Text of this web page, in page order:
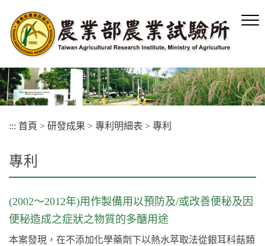
容
區
塊
::: 首頁 > 研發成果 > 專利明細表 > 專利
專利
(2002～2012年)用作製備用以預防及/或改善便秘及因
便秘造成之症狀之物質的多醣用途
本案發現，在不添加化學藥劑下以熱水萃取法從銀耳科菇類